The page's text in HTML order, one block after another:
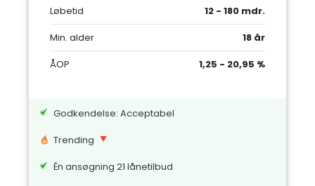
Løbetid
12 - 180 mdr.
Min. alder
18 år
ÅOP
1,25 - 20,95 %
Godkendelse: Acceptabel
Trending
Én ansøgning 21 lånetilbud